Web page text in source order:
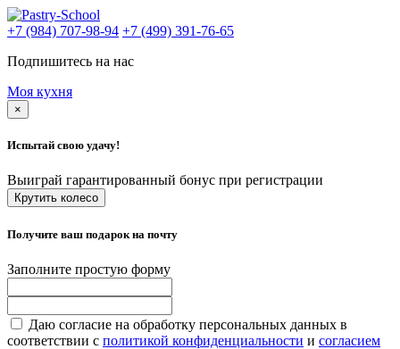
+7 (984) 707-98-94 +7 (499) 391-76-65
Подпишитесь на нас
Моя кухня
×
Испытай свою удачу!
Выиграй гарантированный бонус при регистрации
Крутить колесо
Получите ваш подарок на почту
Заполните простую форму
Даю согласие на обработку персональных данных в
соответствии с политикой конфиденциальности и согласием